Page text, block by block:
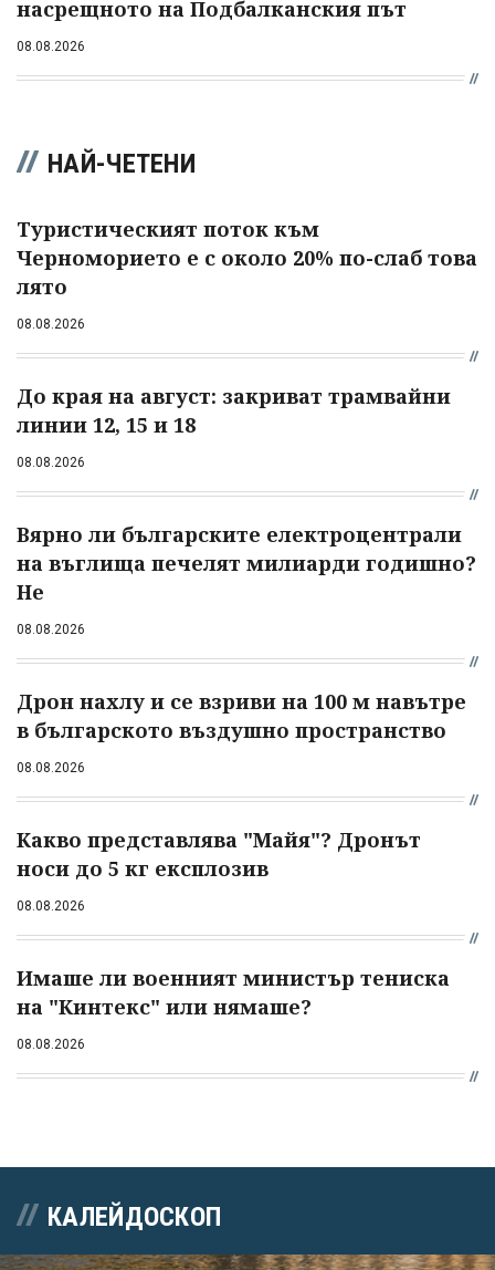
насрещното на Подбалканския път
08.08.2026
НАЙ-ЧЕТЕНИ
Туристическият поток към
Черноморието е с около 20% по-слаб това
лято
08.08.2026
До края на август: закриват трамвайни
линии 12, 15 и 18
08.08.2026
Вярно ли българските електроцентрали
на въглища печелят милиарди годишно?
Не
08.08.2026
Дрон нахлу и се взриви на 100 м навътре
в българското въздушно пространство
08.08.2026
Какво представлява "Майя"? Дронът
носи до 5 кг експлозив
08.08.2026
Имаше ли военният министър тениска
на "Кинтекс" или нямаше?
08.08.2026
КАЛЕЙДОСКОП